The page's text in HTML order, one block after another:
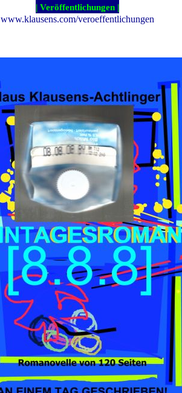
| Veröffentlichungen |
www.klausens.com/veroeffentlichungen